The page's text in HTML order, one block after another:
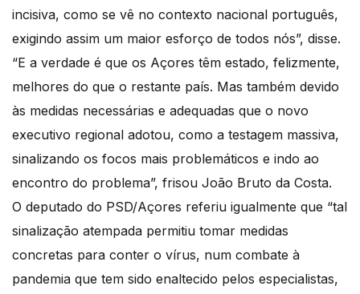
incisiva, como se vê no contexto nacional português,
exigindo assim um maior esforço de todos nós”, disse.
“E a verdade é que os Açores têm estado, felizmente,
melhores do que o restante país. Mas também devido
às medidas necessárias e adequadas que o novo
executivo regional adotou, como a testagem massiva,
sinalizando os focos mais problemáticos e indo ao
encontro do problema”, frisou João Bruto da Costa.
O deputado do PSD/Açores referiu igualmente que “tal
sinalização atempada permitiu tomar medidas
concretas para conter o vírus, num combate à
pandemia que tem sido enaltecido pelos especialistas,